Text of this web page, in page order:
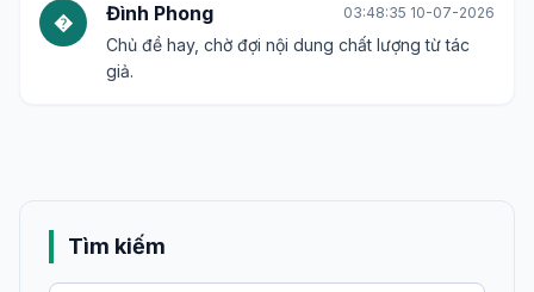
� Đình Phong 03:48:35 10-07-2026
Chủ đề hay, chờ đợi nội dung chất lượng từ tác
giả.
Tìm kiếm